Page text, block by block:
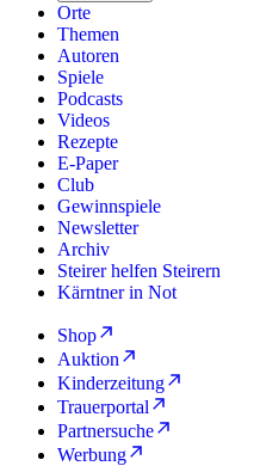
Orte
Themen
Autoren
Spiele
Podcasts
Videos
Rezepte
E-Paper
Club
Gewinnspiele
Newsletter
Archiv
Steirer helfen Steirern
Kärntner in Not
Shop
Auktion
Kinderzeitung
Trauerportal
Partnersuche
Werbung